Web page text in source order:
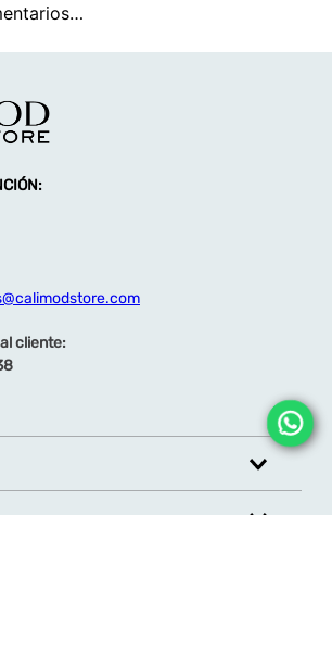
cliente: